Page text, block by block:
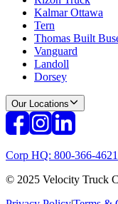
Kalmar Ottawa
Tern
Thomas Built
Vanguard
Landoll
Dorsey
Our Locations
Corp HQ: 800-366-4621
© 2025 Velocity Truck